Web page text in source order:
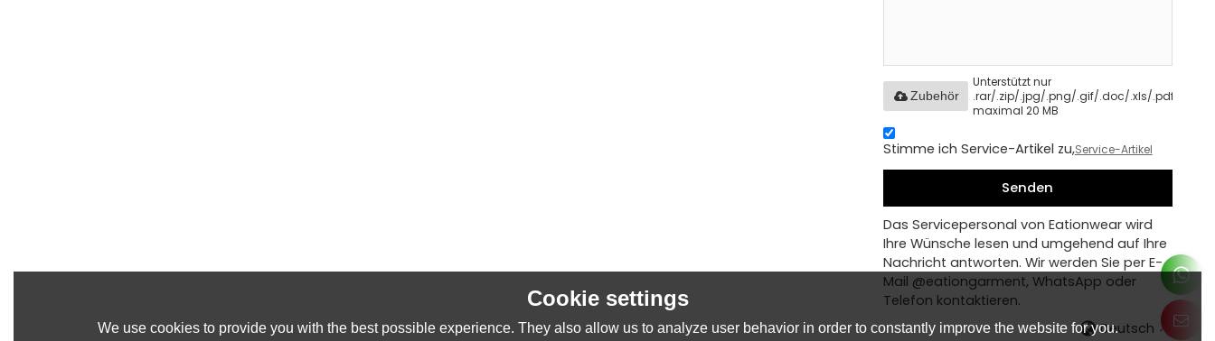
Unterstützt nur
.rar/.zip/.jpg/.png/.gif/.doc/.xls/.pdf,
maximal 20 MB
Zubehör
Stimme ich Service-Artikel zu,Service-Artikel
Senden
Das Servicepersonal von Eationwear wird
Ihre Wünsche lesen und umgehend auf Ihre
Nachricht antworten. Wir werden Sie per E-
Mail @eationgarment, WhatsApp oder
Telefon kontaktieren.
Deutsch
Cookie settings
We use cookies to provide you with the best possible experience. They also allow us to analyze user behavior in order to constantly improve the website for you.